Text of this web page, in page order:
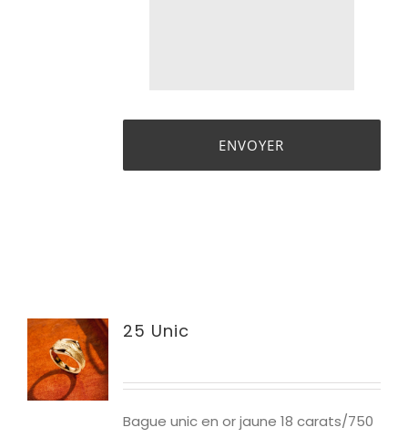
25 Unic
Bague unic en or jaune 18 carats/750